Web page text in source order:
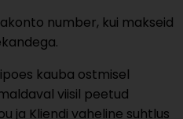
number, kui makseid
kauba ostmisel
viisil peetud
ja Kliendi vaheline suhtlus